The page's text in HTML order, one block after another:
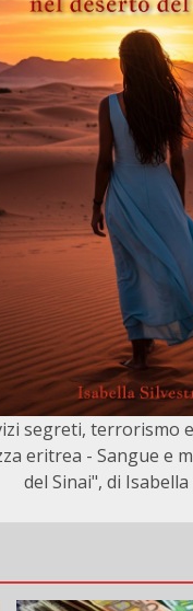
segreti, terrorismo
eritrea - Sangue e
del Sinai", di